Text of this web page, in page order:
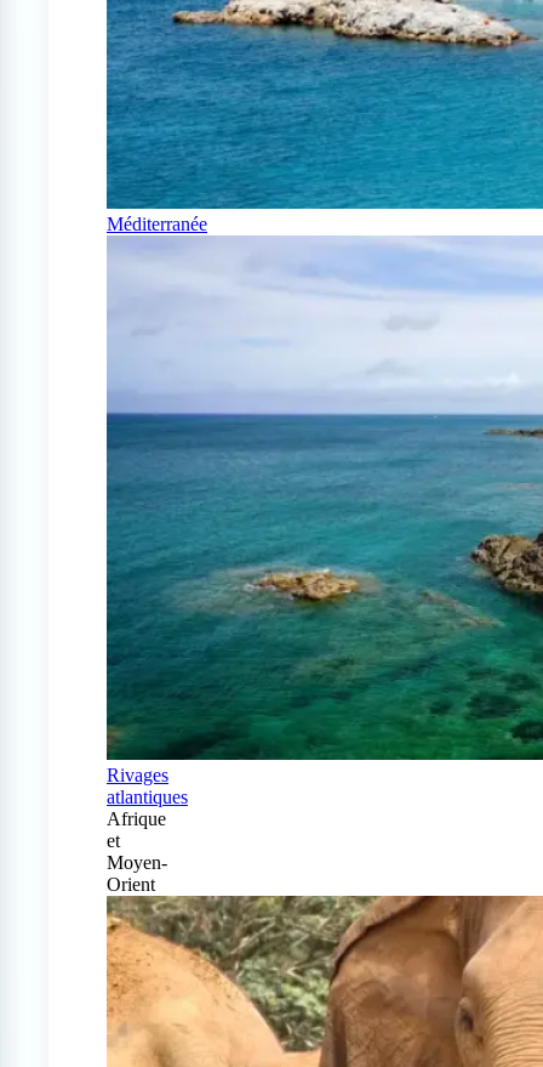
Méditerranée
Rivages
atlantiques
Afrique
et
Moyen-
Orient